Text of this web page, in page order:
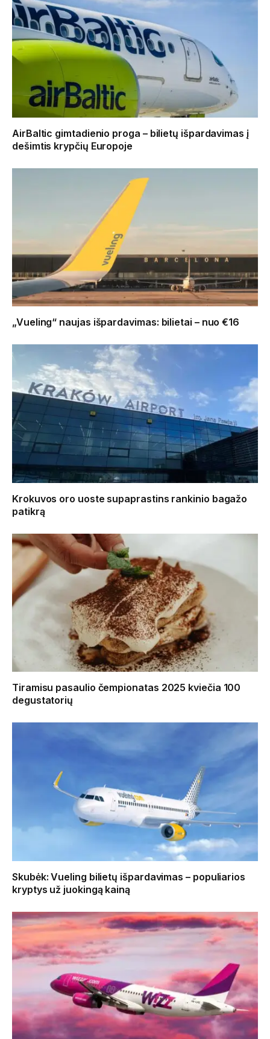
AirBaltic gimtadienio proga – bilietų išpardavimas į
dešimtis krypčių Europoje
„Vueling“ naujas išpardavimas: bilietai – nuo €16
Krokuvos oro uoste supaprastins rankinio bagažo
patikrą
Tiramisu pasaulio čempionatas 2025 kviečia 100
degustatorių
Skubėk: Vueling bilietų išpardavimas – populiarios
kryptys už juokingą kainą